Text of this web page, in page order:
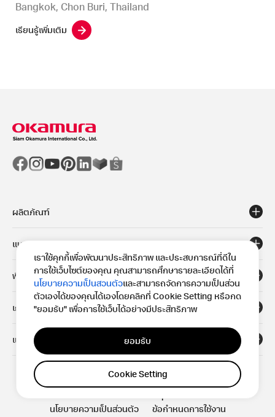
เราใช้คุกกี้เพื่อพัฒนาประสิทธิภาพ และประสบการณ์ที่ดีใน
การใช้เว็บไซต์ของคุณ คุณสามารถศึกษารายละเอียดได้ที่
นโยบายความเป็นสวนตัวและสามารถจัดการความเป็นส่วน
ตัวเองได้ของคุณได้เองโดยคลิกที่ Cookie Setting หรือกด
"ยอมรับ" เพื่อการใช้เว็บได้อย่างมีประสิทธิภาพ
Cookie Setting
ยอมรับ
Bangkok, Chon Buri, Thailand
เรียนรู้เพิ่มเติม
ผลิตภัณฑ์
แนวทาง
พื้นที่
เกี่ยวกับ
แหล่งข้อมูล
นโยบายความเป็นส่วนตัว
ข้อกำหนดการใช้งาน